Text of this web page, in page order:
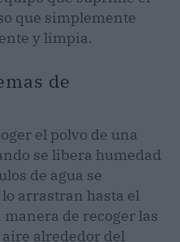
que simplemente
y limpia.
de
el polvo de una
se libera humedad
de agua se
arrastran hasta el
manera de recoger las
alrededor del